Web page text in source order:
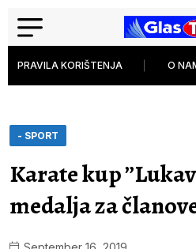
PRAVILA KORIŠTENJA O
- SPORT
Karate kup
medalja za